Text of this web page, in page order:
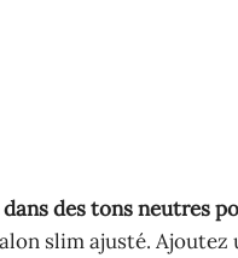
des tons neutres
slim ajusté. Ajoutez